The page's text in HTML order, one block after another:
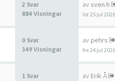
2 Svar
884 Visningar
av sven.h
lör 25 jul
0 Svar
349 Visningar
av pehrs
fre 24 jul
1 Svar
av Erik Å